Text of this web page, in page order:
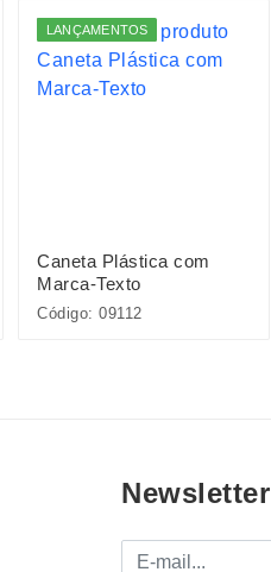
LANÇAMENTOS
Caneta Plástica com
Marca-Texto
Código: 09112
Newsletter
E-mail